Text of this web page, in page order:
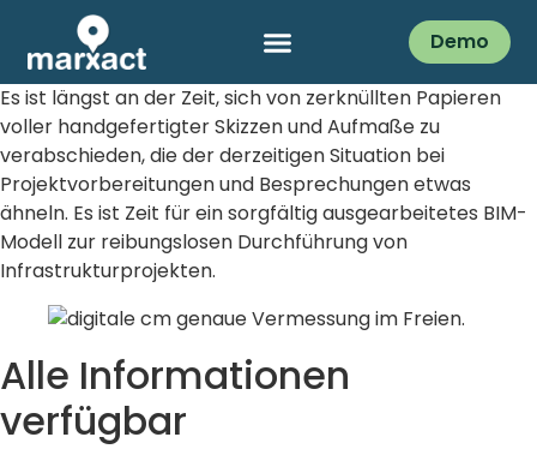
Demo
Es ist längst an der Zeit, sich von zerknüllten Papieren
voller handgefertigter Skizzen und Aufmaße zu
verabschieden, die der derzeitigen Situation bei
Projektvorbereitungen und Besprechungen etwas
ähneln. Es ist Zeit für ein sorgfältig ausgearbeitetes BIM-
Modell zur reibungslosen Durchführung von
Infrastrukturprojekten.
Alle Informationen
verfügbar